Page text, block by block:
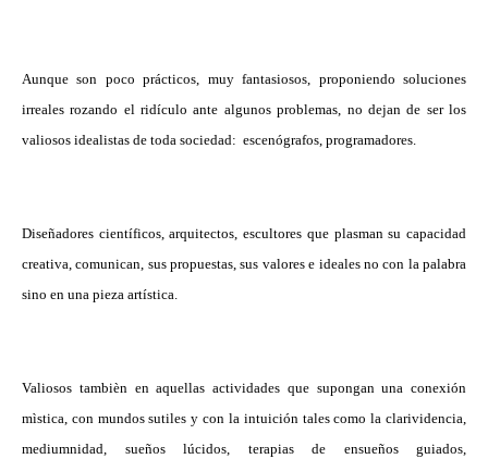
Aunque son poco prácticos, muy fantasiosos, proponiendo soluciones
irreales rozando el ridículo ante algunos problemas, no dejan de ser los
valiosos idealistas de toda sociedad: escenógrafos, programadores.
Diseñadores científicos, arquitectos, escultores que plasman su capacidad
creativa, comunican, sus propuestas, sus valores e ideales no con la palabra
sino en una pieza artística.
Valiosos tambièn en aquellas actividades que supongan una conexión
mìstica, con mundos sutiles y con la intuición tales como la clarividencia,
mediumnidad, sueños lúcidos, terapias de ensueños guiados,